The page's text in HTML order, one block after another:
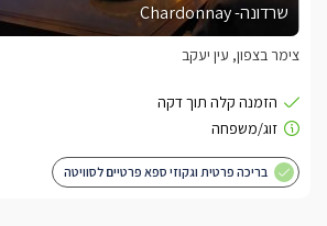
שרדונה- Chardonnay
צימר בצפון, עין יעקב
בריכה פרטית וגקוזי ספא פרטיים לסוויטה